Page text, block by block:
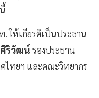
. ให้เกียรติเป็นประธาน
ริวัฒน์ รองประธาน
ไทยฯ และคณะวิทยากร